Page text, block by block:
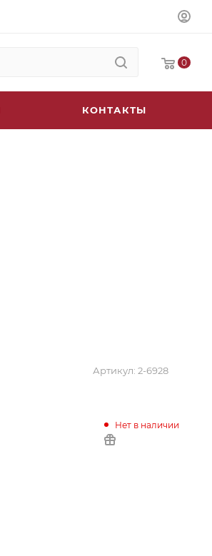
0
КОНТАКТЫ
Артикул: 2-6928
Нет в наличии